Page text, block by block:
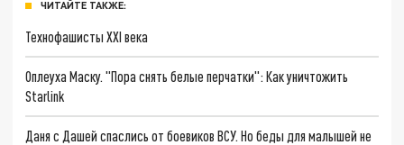
ЧИТАЙТЕ ТАКЖЕ:
Технофашисты XXI века
Оплеуха Маску. "Пора снять белые перчатки": Как уничтожить
Starlink
Даня с Дашей спаслись от боевиков ВСУ. Но беды для малышей не